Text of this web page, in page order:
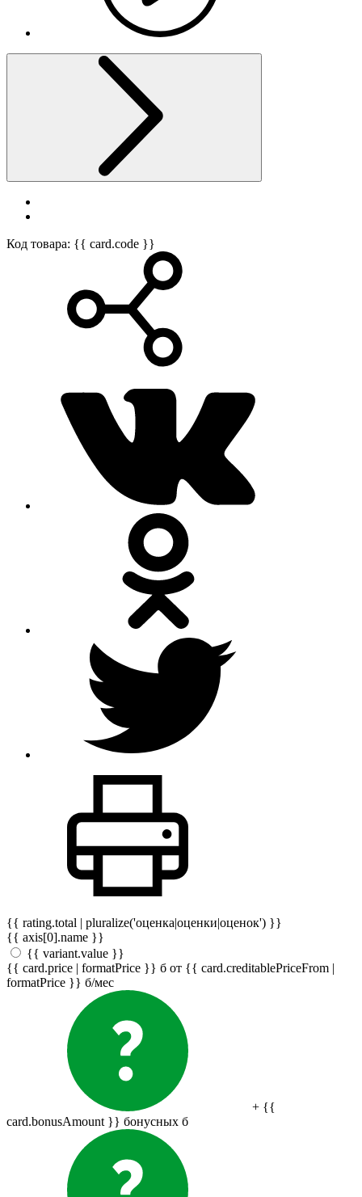
Код товара: {{ card.code }}
{{ rating.total | pluralize('оценка|оценки|оценок') }}
{{ axis[0].name }}
{{ variant.value }}
{{ card.price | formatPrice }} б от {{ card.creditablePriceFrom |
formatPrice }} б/мес
+ {{
card.bonusAmount }} бонусных б